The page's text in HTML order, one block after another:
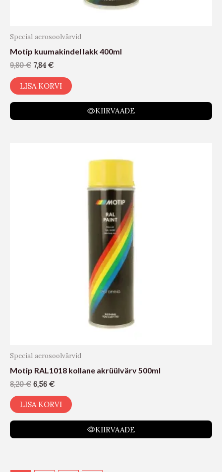
Special aerosoolvärvid
Motip kuumakindel lakk 400ml
9,80€ 7,84€
LISA KORVI
KIIRVAADE
Special aerosoolvärvid
Motip RAL1018 kollane akrüülvärv 500ml
8,20€ 6,56 €
LISA KORVI
KIIRVAADE